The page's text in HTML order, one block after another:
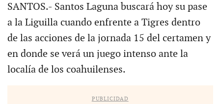
SANTOS.- Santos Laguna buscará hoy su pase
a la Liguilla cuando enfrente a Tigres dentro
de las acciones de la jornada 15 del certamen y
en donde se verá un juego intenso ante la
localía de los coahuilenses.
PUBLICIDAD